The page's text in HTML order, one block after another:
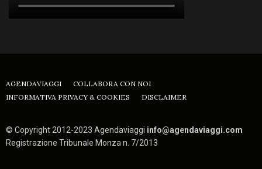
AGENDAVIAGGI
COLLABORA CON NOI
INFORMATIVA PRIVACY & COOKIES
DISCLAIMER
© Copyright 2012-2023 Agendaviaggi info@agendaviaggi.com
Registrazione Tribunale Monza n. 7/2013